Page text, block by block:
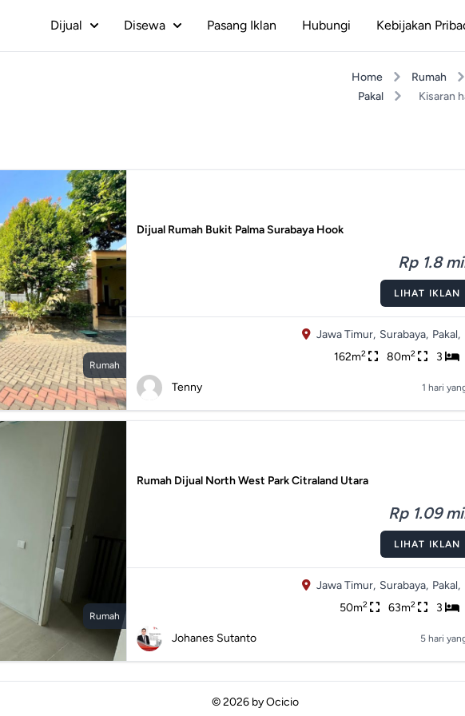
Dijual Disewa Pasang Iklan Hubungi Kebijakan
Home Rumah
Pakal
Kisaran
Rumah
Dijual Rumah Bukit Palma Surabaya Hook
Rp 1.8
LIHAT IKLAN
Jawa Timur, Surabaya, Pakal,
162m2 80m2 3
Tenny 1 hari
Rumah
Rumah Dijual North West Park Citraland Utara
Rp 1.09
LIHAT IKLAN
Jawa Timur, Surabaya, Pakal,
50m2 63m2 3
Johanes Sutanto 5 hari
© 2026 byOcicio